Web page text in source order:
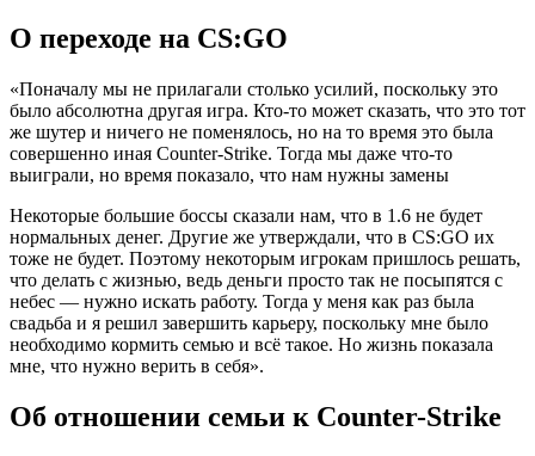
О переходе на CS:GO
«Поначалу мы не прилагали столько усилий, поскольку это
было абсолютна другая игра. Кто-то может сказать, что это тот
же шутер и ничего не поменялось, но на то время это была
совершенно иная Counter-Strike. Тогда мы даже что-то
выиграли, но время показало, что нам нужны замены
Некоторые большие боссы сказали нам, что в 1.6 не будет
нормальных денег. Другие же утверждали, что в CS:GO их
тоже не будет. Поэтому некоторым игрокам пришлось решать,
что делать с жизнью, ведь деньги просто так не посыпятся с
небес — нужно искать работу. Тогда у меня как раз была
свадьба и я решил завершить карьеру, поскольку мне было
необходимо кормить семью и всё такое. Но жизнь показала
мне, что нужно верить в себя».
Об отношении семьи к Counter-Strike